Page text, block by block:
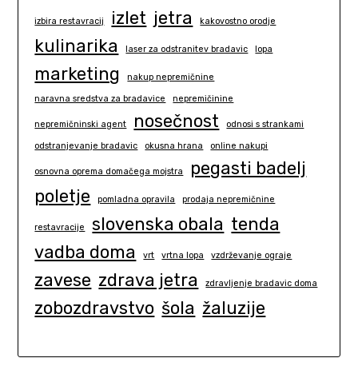
izbira restavracij izlet jetra kakovostno orodje
kulinarika laser za odstranitev bradavic lopa
marketing nakup nepremičnine
naravna sredstva za bradavice nepremičinine
nepremičninski agent nosečnost odnosi s strankami
odstranjevanje bradavic okusna hrana online nakupi
osnovna oprema domačega mojstra
pegasti badelj
poletje
pomladna opravila prodaja nepremičnine
restavracije slovenska obala tenda
vadba doma
vrt vrtna lopa vzdrževanje ograje
zavese zdrava jetra zdravljenje bradavic doma
zobozdravstvo šola žaluzije